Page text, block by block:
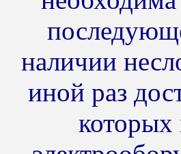
наличии
иной раз
которых